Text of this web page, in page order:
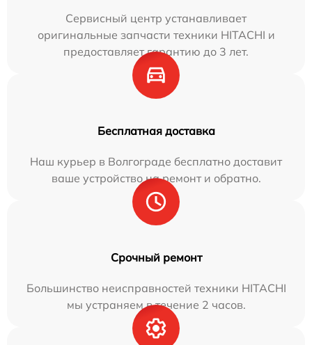
Сервисный центр устанавливает
оригинальные запчасти техники HITACHI и
предоставляет гарантию до 3 лет.
Бесплатная доставка
Наш курьер в Волгограде бесплатно доставит
ваше устройство на ремонт и обратно.
Срочный ремонт
Большинство неисправностей техники HITACHI
мы устраняем в течение 2 часов.